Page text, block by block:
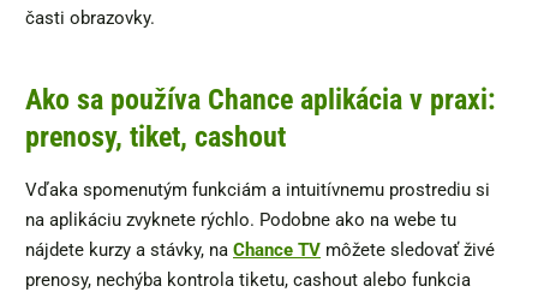
časti obrazovky.
Ako sa používa Chance aplikácia v praxi:
prenosy, tiket, cashout
Vďaka spomenutým funkciám a intuitívnemu prostrediu si
na aplikáciu zvyknete rýchlo. Podobne ako na webe tu
nájdete kurzy a stávky, na Chance TV môžete sledovať živé
prenosy, nechýba kontrola tiketu, cashout alebo funkcia